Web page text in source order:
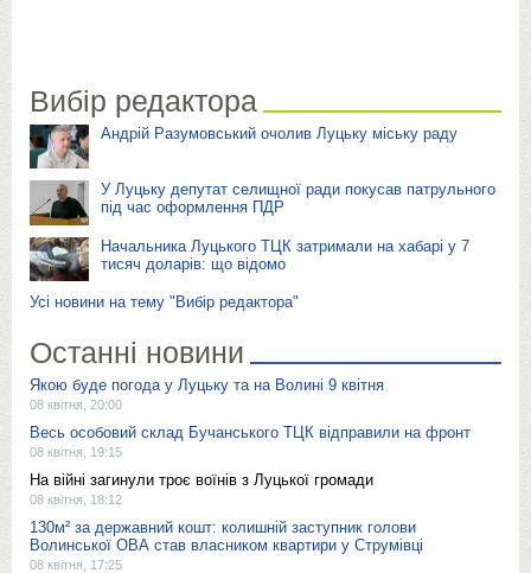
Вибір редактора
Андрій Разумовський очолив Луцьку міську раду
У Луцьку депутат селищної ради покусав патрульного
під час оформлення ПДР
Начальника Луцького ТЦК затримали на хабарі у 7
тисяч доларів: що відомо
Усі новини на тему "Вибір редактора"
Останні новини
Якою буде погода у Луцьку та на Волині 9 квітня
08 квітня, 20:00
Весь особовий склад Бучанського ТЦК відправили на фронт
08 квітня, 19:15
На війні загинули троє воїнів з Луцької громади
08 квітня, 18:12
130м² за державний кошт: колишній заступник голови
Волинської ОВА став власником квартири у Струмівці
08 квітня, 17:25